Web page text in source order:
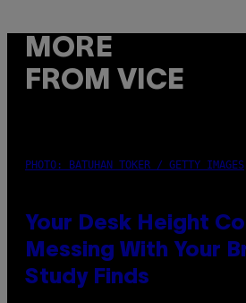
MORE
FROM VICE
PHOTO: BATUHAN TOKER / GETTY IMAGES
Your Desk Height
Messing With Your
Study Finds